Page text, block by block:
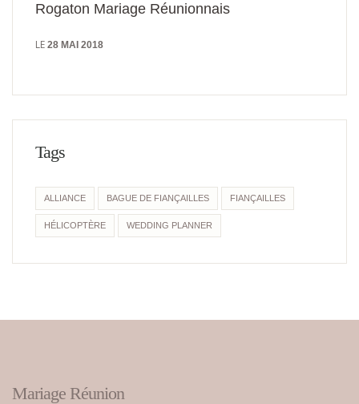
Rogaton Mariage Réunionnais
LE 28 MAI 2018
Tags
ALLIANCE BAGUE DE FIANÇAILLES FIANÇAILLES
HÉLICOPTÈRE WEDDING PLANNER
Mariage Réunion